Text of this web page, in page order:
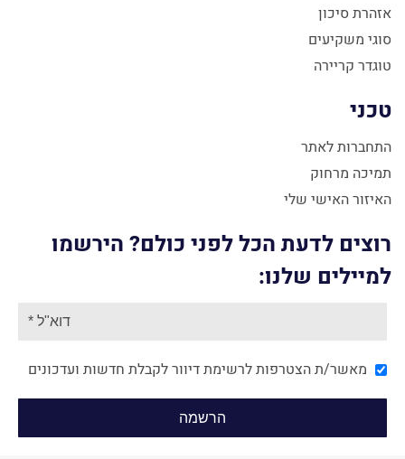
אזהרת סיכון
סוגי משקיעים
טוגדר קריירה
טכני
התחברות לאתר
תמיכה מרחוק
האיזור האישי שלי
רוצים לדעת הכל לפני כולם? הירשמו
למיילים שלנו:
מאשר/ת הצטרפות לרשימת דיוור לקבלת חדשות ועדכונים